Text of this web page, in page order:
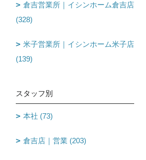
倉吉営業所｜イシンホーム倉吉店
(328)
米子営業所｜イシンホーム米子店
(139)
スタッフ別
本社 (73)
倉吉店｜営業 (203)